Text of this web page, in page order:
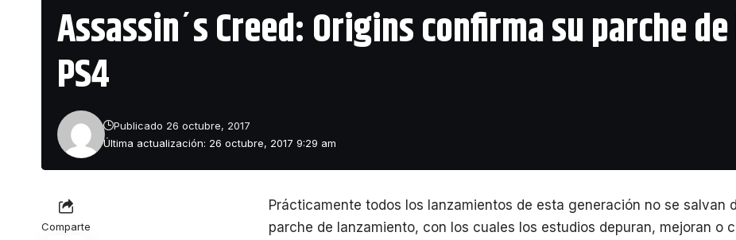
Assassin´s Creed: Origins confirma su parche
PS4
Última actualización: 26 octubre, 2017 9:29 am
Publicado 26 octubre, 2017
Comparte
Prácticamente todos los lanzamientos de esta generación no se salvan
parche de lanzamiento, con los cuales los estudios depuran, mejoran o